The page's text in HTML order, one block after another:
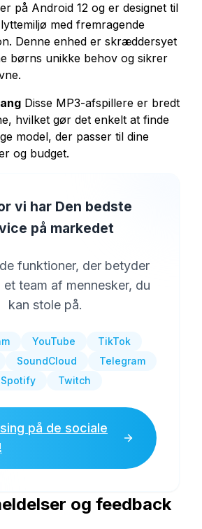
på Android 12 og er designet til
med fremragende
Denne enhed er skræddersyet
børns unikke behov og sikrer
Disse MP3-afspillere er bredt
hvilket gør det enkelt at finde
model, der passer til dine
og budget.
vi har Den bedste
på markedet
funktioner, der betyder
et team af mennesker, du
kan stole på.
YouTube
TikTok
SoundCloud
Telegram
Spotify
Twitch
på de sociale
og feedback